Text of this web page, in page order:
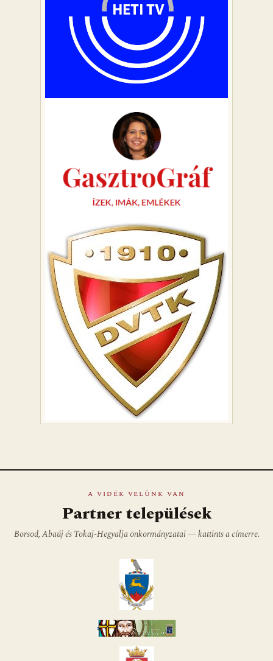
A VIDÉK VELÜNK VAN
Partner települések
Borsod, Abaúj és Tokaj-Hegyalja önkormányzatai — kattints a címerre.